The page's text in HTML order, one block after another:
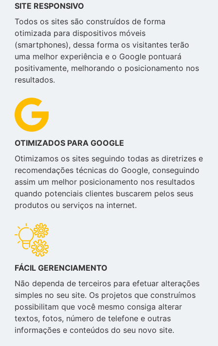
SITE RESPONSIVO
Todos os sites são construídos de forma
otimizada para dispositivos móveis
(smartphones), dessa forma os visitantes terão
uma melhor experiência e o Google pontuará
positivamente, melhorando o posicionamento nos
resultados.
OTIMIZADOS PARA GOOGLE
Otimizamos os sites seguindo todas as diretrizes e
recomendações técnicas do Google, conseguindo
assim um melhor posicionamento nos resultados
quando potenciais clientes buscarem pelos seus
produtos ou serviços na internet.
FÁCIL GERENCIAMENTO
Não dependa de terceiros para efetuar alterações
simples no seu site. Os projetos que construímos
possibilitam que você mesmo consiga alterar
textos, fotos, número de telefone e outras
informações e conteúdos do seu novo site.